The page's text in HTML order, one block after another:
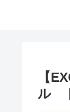
【
ル